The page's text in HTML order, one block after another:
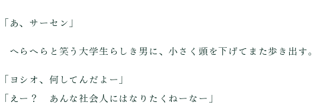
「あ、サーセン」
へらへらと笑う大学生らしき男に、小さく頭を下げてまた歩き出す。
「ヨシオ、何してんだよー」
「えー？ あんな社会人にはなりたくねーなー」